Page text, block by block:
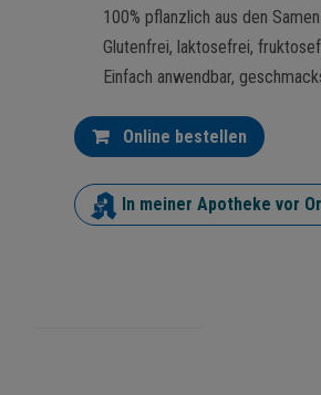
100% pflanzlich aus den
Glutenfrei, laktosefrei,
Einfach anwendbar,
Online bestellen
In meiner Apotheke vor